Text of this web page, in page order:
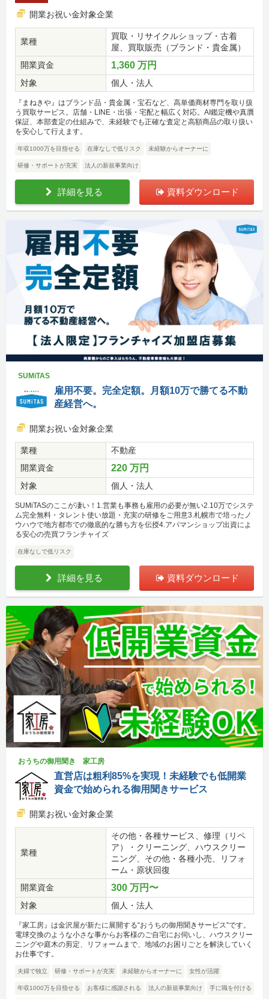
開業お祝い金対象企業
業種
買取・リサイクルショップ・古着
屋、買取販売（ブランド・貴金属）
開業資金
1,360 万円
対象 個人・法人
『まねきや』はブランド品・貴金属・宝石など、高単価商材専門を取り扱
う買取サービス。店舗・LINE・出張・宅配と幅広く対応。AI鑑定機や真贋
保証、本部査定の仕組みで、未経験でも正確な査定と高額商品の取り扱い
を安心して行えます。
年収1000万を目指せる 在庫なしで低リスク 未経験からオーナーに
研修・サポートが充実 法人の新規事業向け
詳細を見る 資料ダウンロード
SUMiTAS
雇用不要。完全定額。月額10万で勝てる不動
産経営へ。
開業お祝い金対象企業
業種
不動産
開業資金
220 万円
対象 個人・法人
SUMiTASのここが凄い！1.営業も事務も雇用の必要が無い2.10万でシステ
ム完全無料・タレント使い放題・充実の研修をご用意3.札幌市で培ったノ
ウハウで地方都市での徹底的な勝ち方を伝授4.アパマンショップ出資によ
る安心の売買フランチャイズ
在庫なしで低リスク
詳細を見る 資料ダウンロード
おうちの御用聞き 家工房
直営店は粗利85%を実現！未経験でも低開業
資金で始められる御用聞きサービス
開業お祝い金対象企業
業種
その他・各種サービス、修理（リペ
ア）・クリーニング、ハウスクリー
ニング、その他・各種小売、リフォ
ーム・原状回復
開業資金
300 万円〜
対象 個人・法人
『家工房』は金沢屋が新たに展開する“おうちの御用聞きサービス”です。
電球交換のような小さな事からお客様のご自宅にお伺いし、ハウスクリー
ニングや庭木の剪定、リフォームまで、地域のお困りごとを解決していく
お仕事です。
夫婦で独立 研修・サポートが充実 未経験からオーナーに 女性が活躍
年収1000万を目指せる お客様に感謝される 法人の新規事業向け 手に職を付ける